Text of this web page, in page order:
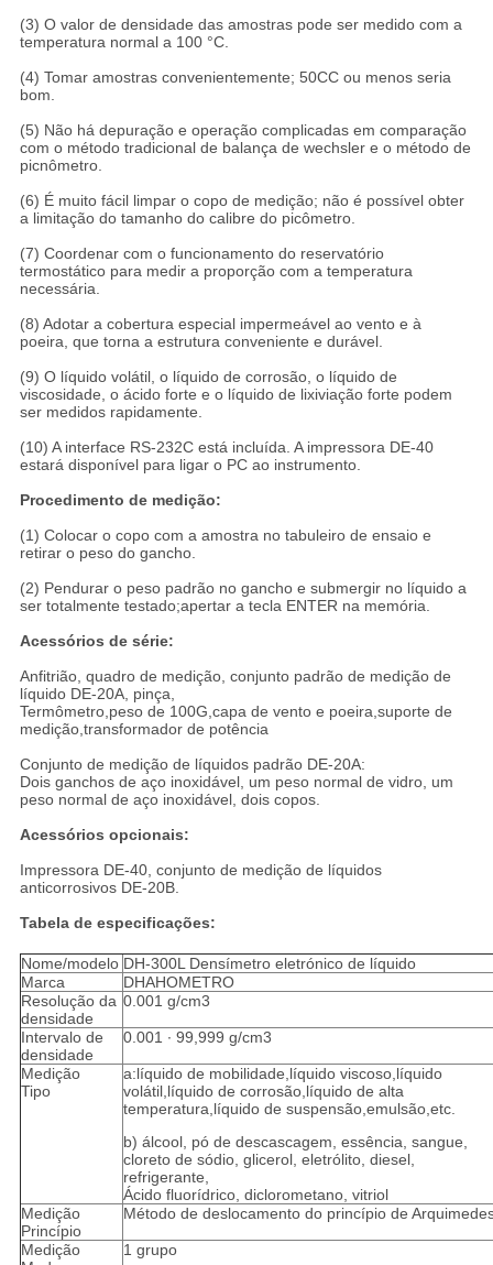
(3) O valor de densidade das amostras pode ser medido com a
temperatura normal a 100 °C.
(4) Tomar amostras convenientemente; 50CC ou menos seria
bom.
(5) Não há depuração e operação complicadas em comparação
com o método tradicional de balança de wechsler e o método de
picnômetro.
(6) É muito fácil limpar o copo de medição; não é possível obter
a limitação do tamanho do calibre do picômetro.
(7) Coordenar com o funcionamento do reservatório
termostático para medir a proporção com a temperatura
necessária.
(8) Adotar a cobertura especial impermeável ao vento e à
poeira, que torna a estrutura conveniente e durável.
(9) O líquido volátil, o líquido de corrosão, o líquido de
viscosidade, o ácido forte e o líquido de lixiviação forte podem
ser medidos rapidamente.
(10) A interface RS-232C está incluída. A impressora DE-40
estará disponível para ligar o PC ao instrumento.
Procedimento de medição:
(1) Colocar o copo com a amostra no tabuleiro de ensaio e
retirar o peso do gancho.
(2) Pendurar o peso padrão no gancho e submergir no líquido a
ser totalmente testado;apertar a tecla ENTER na memória.
Acessórios de série:
Anfitrião, quadro de medição, conjunto padrão de medição de
líquido DE-20A, pinça,
Termômetro,peso de 100G,capa de vento e poeira,suporte de
medição,transformador de potência
Conjunto de medição de líquidos padrão DE-20A:
Dois ganchos de aço inoxidável, um peso normal de vidro, um
peso normal de aço inoxidável, dois copos.
Acessórios opcionais:
Impressora DE-40, conjunto de medição de líquidos
anticorrosivos DE-20B.
Tabela de especificações:
Nome/modelo DH-300L Densímetro eletrónico de líquido
Marca
DHAHOMETRO
Resolução da
densidade
0.001 g/cm3
Intervalo de
densidade
0.001 ∙ 99,999 g/cm3
Medição
Tipo
a:líquido de mobilidade,líquido viscoso,líquido
volátil,líquido de corrosão,líquido de alta
temperatura,líquido de suspensão,emulsão,etc.
b) álcool, pó de descascagem, essência, sangue,
cloreto de sódio, glicerol, eletrólito, diesel,
refrigerante,
Ácido fluorídrico, diclorometano, vitriol
Medição
Princípio
Método de deslocamento do princípio de
Medição
1 grupo